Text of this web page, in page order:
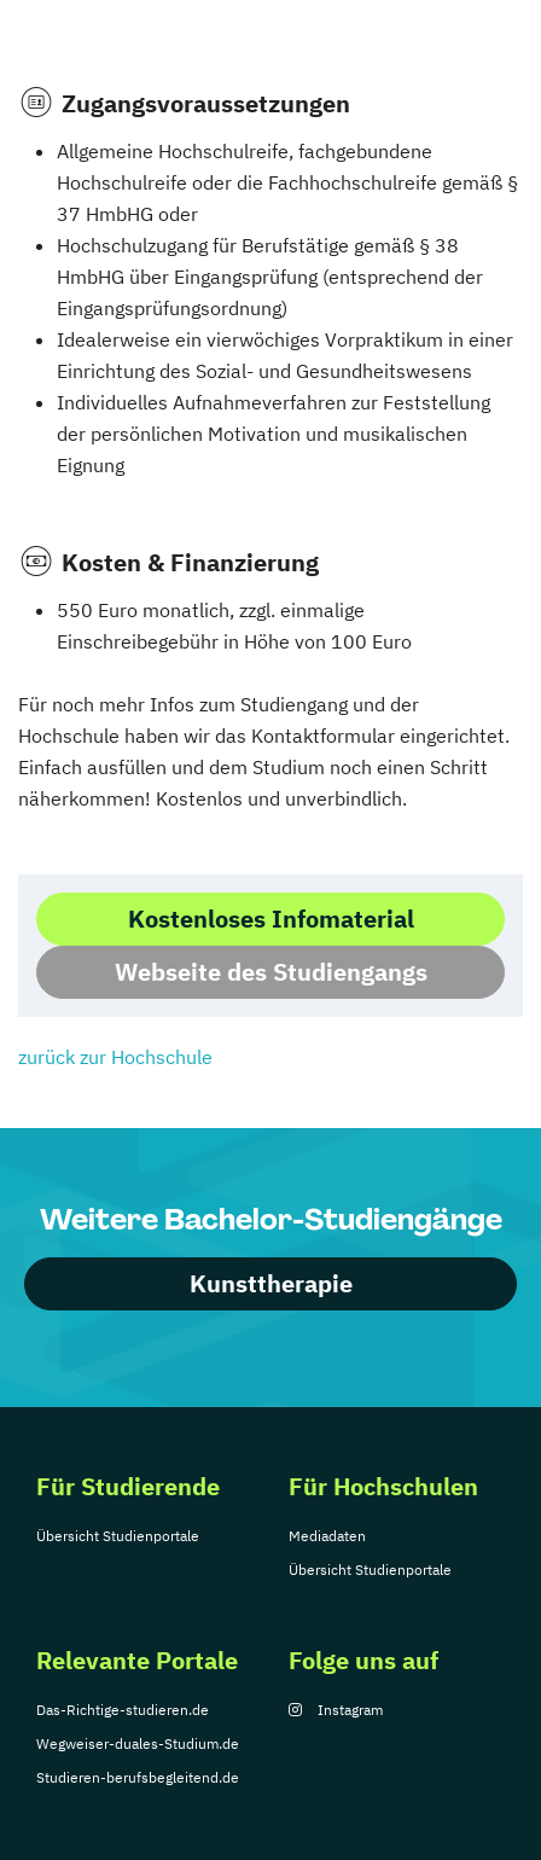
Zugangsvoraussetzungen
Allgemeine Hochschulreife, fachgebundene
Hochschulreife oder die Fachhochschulreife gemäß §
37 HmbHG oder
Hochschulzugang für Berufstätige gemäß § 38
HmbHG über Eingangsprüfung (entsprechend der
Eingangsprüfungsordnung)
Idealerweise ein vierwöchiges Vorpraktikum in einer
Einrichtung des Sozial- und Gesundheitswesens
Individuelles Aufnahmeverfahren zur Feststellung
der persönlichen Motivation und musikalischen
Eignung
Kosten & Finanzierung
550 Euro monatlich, zzgl. einmalige
Einschreibegebühr in Höhe von 100 Euro
Für noch mehr Infos zum Studiengang und der
Hochschule haben wir das Kontaktformular eingerichtet.
Einfach ausfüllen und dem Studium noch einen Schritt
näherkommen! Kostenlos und unverbindlich.
Kostenloses Infomaterial
Webseite des Studiengangs
zurück zur Hochschule
Weitere Bachelor-Studiengänge
Kunsttherapie
Für Studierende
Übersicht Studienportale
Für Hochschulen
Mediadaten
Übersicht Studienportale
Relevante Portale
Das-Richtige-studieren.de
Wegweiser-duales-Studium.de
Studieren-berufsbegleitend.de
Folge uns auf
Instagram